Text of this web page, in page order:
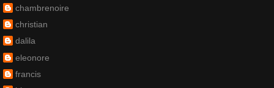
chambrenoire
christian
dalila
eleonore
francis